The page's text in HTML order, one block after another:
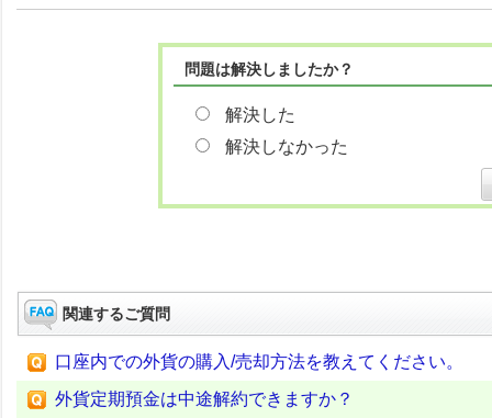
問題は解決しましたか？
解決した
解決しなかった
関連するご質問
口座内での外貨の購入/売却方法を教えてください。
外貨定期預金は中途解約できますか？